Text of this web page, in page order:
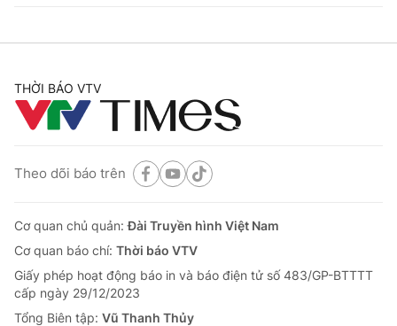
THỜI BÁO VTV
Theo dõi báo trên
Cơ quan chủ quản:Đài Truyền hình Việt Nam
Cơ quan báo chí: Thời báo VTV
Giấy phép hoạt động báo in và báo điện tử số 483/GP-BTTTT
cấp ngày 29/12/2023
Tổng Biên tập: Vũ Thanh Thủy